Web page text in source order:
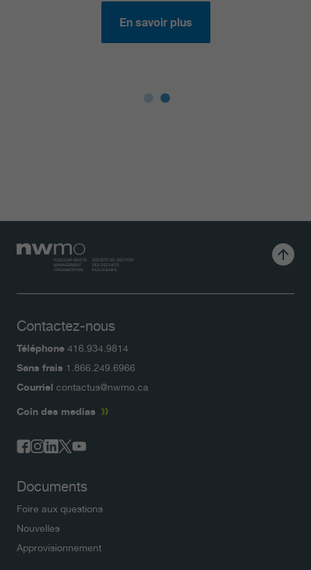
En savoir plus
Contactez-nous
Téléphone 416.934.9814
Sans frais 1.866.249.6966
Courriel contactus@nwmo.ca
Coin des medias
Documents
Foire aux questions
Nouvelles
Approvisionnement